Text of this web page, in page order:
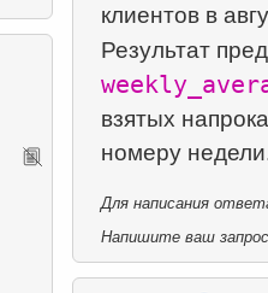
клиентов в
Результат
взятых
Для написания
Напишите ваш